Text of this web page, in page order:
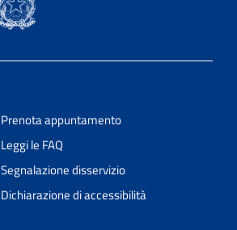
Prenota appuntamento
Leggi le FAQ
Segnalazione disservizio
Dichiarazione di accessibilità